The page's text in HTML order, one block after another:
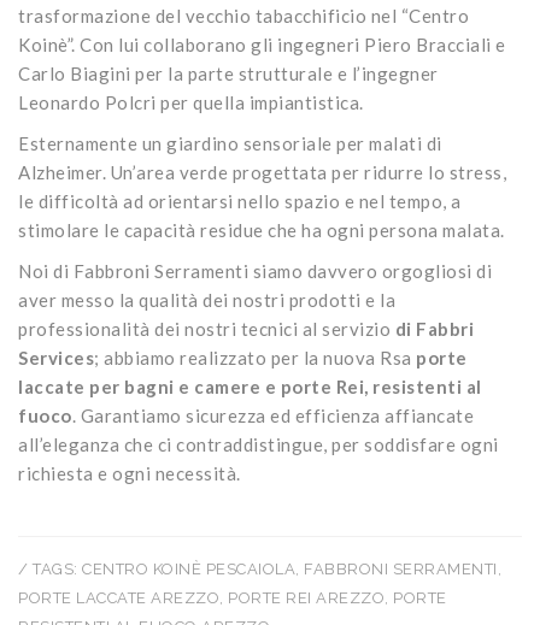
trasformazione del vecchio tabacchificio nel “Centro
Koinè”. Con lui collaborano gli ingegneri Piero Bracciali e
Carlo Biagini per la parte strutturale e l’ingegner
Leonardo Polcri per quella impiantistica.
Esternamente un giardino sensoriale per malati di
Alzheimer. Un’area verde progettata per ridurre lo stress,
le difficoltà ad orientarsi nello spazio e nel tempo, a
stimolare le capacità residue che ha ogni persona malata.
Noi di Fabbroni Serramenti siamo davvero orgogliosi di
aver messo la qualità dei nostri prodotti e la
professionalità dei nostri tecnici al servizio di Fabbri
Services; abbiamo realizzato per la nuova Rsa porte
laccate per bagni e camere e porte Rei, resistenti al
fuoco. Garantiamo sicurezza ed efficienza affiancate
all’eleganza che ci contraddistingue, per soddisfare ogni
richiesta e ogni necessità.
/ TAGS: CENTRO KOINÈ PESCAIOLA FABBRONI SERRAMENTI
PORTE LACCATE AREZZO PORTE REI AREZZO PORTE